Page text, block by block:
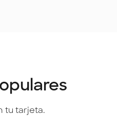
tu tarjeta.